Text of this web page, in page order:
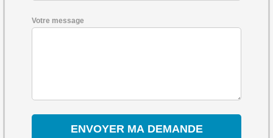
Votre message